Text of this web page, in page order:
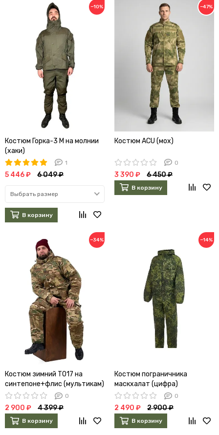
−10%
Костюм Горка-3 М на молнии
(хаки)
1
5 446 ₽ 6 049 ₽
Выбрать размер
В корзину
−47%
Костюм ACU (мох)
0
3 390 ₽ 6 450 ₽
В корзину
−34%
Костюм зимний Т017 на
синтепоне+флис (мультикам)
0
2 900 ₽ 4 399 ₽
В корзину
−14%
Костюм пограничника
маскхалат (цифра)
0
2 490 ₽ 2 900 ₽
В корзину